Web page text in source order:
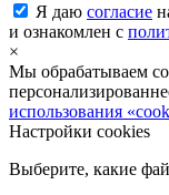
Я даю согласие
и ознакомлен с
×
Мы обрабатываем
использования
Настройки cookies
Выберите, какие